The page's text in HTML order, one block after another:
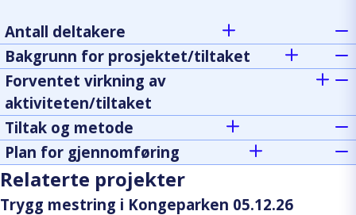
Antall deltakere
Bakgrunn for prosjektet/tiltaket
Forventet virkning av
aktiviteten/tiltaket
Tiltak og metode
Plan for gjennomføring
Relaterte projekter
Trygg mestring i Kongeparken 05.12.26